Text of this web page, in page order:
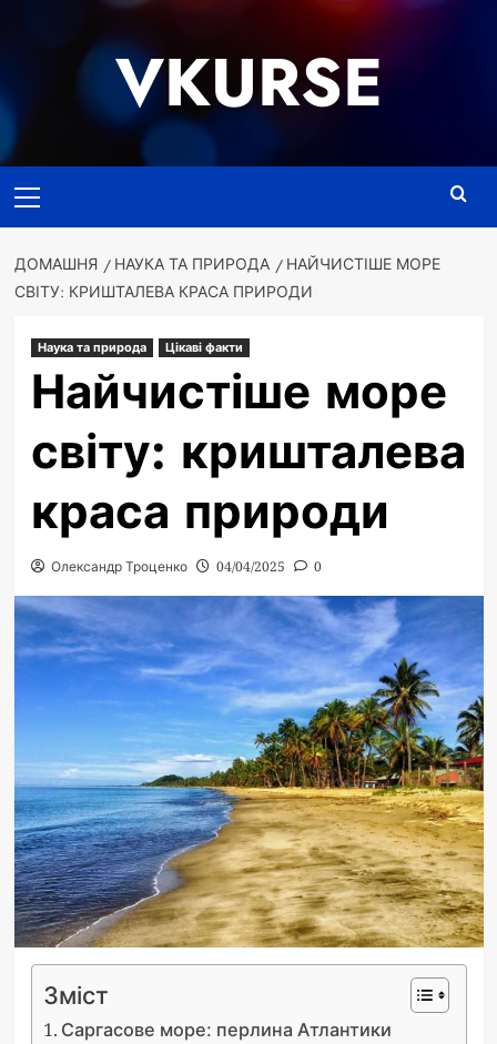
VKURSE
меню
ДОМАШНЯ НАУКА ТА ПРИРОДА
НАЙЧИСТІШЕ МОРЕ
СВІТУ: КРИШТАЛЕВА КРАСА ПРИРОДИ
Наука та природа Цікаві факти
Найчистіше море
світу: кришталева
краса природи
Олександр Троценко 04/04/2025 0
Зміст
Саргасове море: перлина Атлантики